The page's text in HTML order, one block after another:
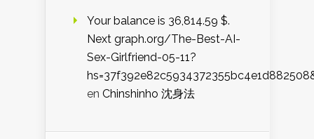
Your balance is 36,814.59 $.
Next graph.org/The-Best-AI-
Sex-Girlfriend-05-11?
en Chinshinho 沈身法